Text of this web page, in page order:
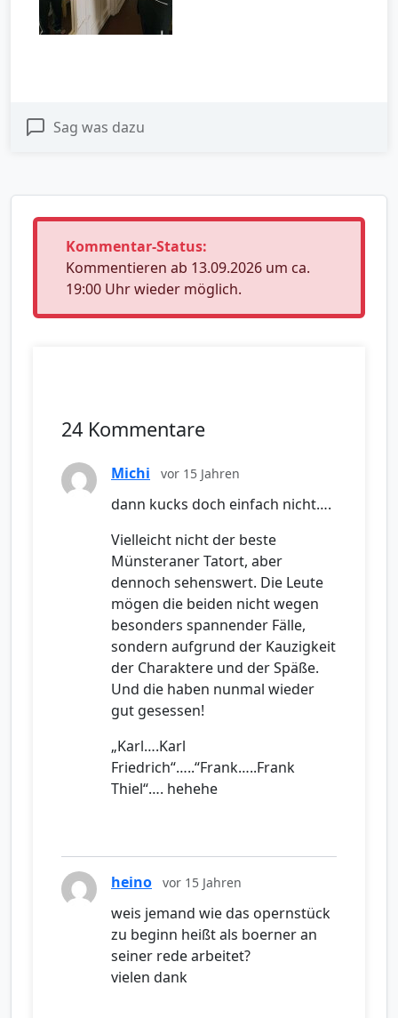
Sag was dazu
Kommentar-Status:
Kommentieren ab 13.09.2026 um ca.
19:00 Uhr wieder möglich.
24 Kommentare
Michi vor 15 Jahren
dann kucks doch einfach nicht….
Vielleicht nicht der beste
Münsteraner Tatort, aber
dennoch sehenswert. Die Leute
mögen die beiden nicht wegen
besonders spannender Fälle,
sondern aufgrund der Kauzigkeit
der Charaktere und der Späße.
Und die haben nunmal wieder
gut gesessen!
„Karl….Karl
Friedrich“…..“Frank…..Frank
Thiel“…. hehehe
heino vor 15 Jahren
weis jemand wie das opernstück
zu beginn heißt als boerner an
seiner rede arbeitet?
vielen dank